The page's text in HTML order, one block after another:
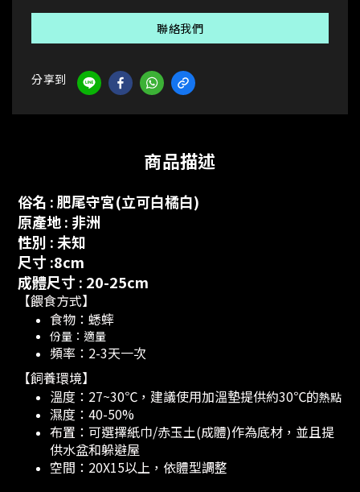
聯絡我們
分享到
商品描述
俗名 : 肥尾守宮(立可白橘白)
原產地 : 非洲
性別 : 未知
尺寸 :8cm
成體尺寸 : 20-25cm
【餵食方式】
食物：蟋蟀
份量：適量
頻率：2-3天一次
【飼養環境】
溫度：27~30℃，建議使用加溫墊提供約30℃的熱點
濕度：40-50%
布置：可選擇紙巾/赤玉土(成體)作為底材，並且提
供水盆和躲避屋
空間：20X15以上，依體型調整